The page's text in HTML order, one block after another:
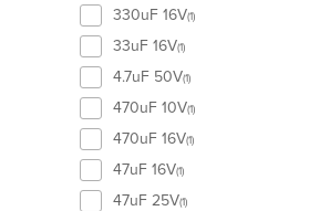
330uF 16V(1)
33uF 16V(1)
4.7uF 50V(1)
470uF 10V(1)
470uF 16V(1)
47uF 16V(1)
47uF 25V(1)